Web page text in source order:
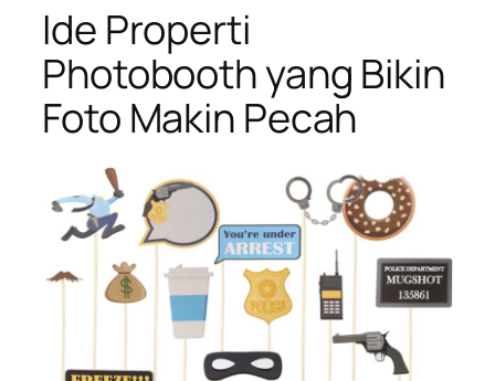
Ide Properti
Photobooth yang Bikin
Foto Makin Pecah